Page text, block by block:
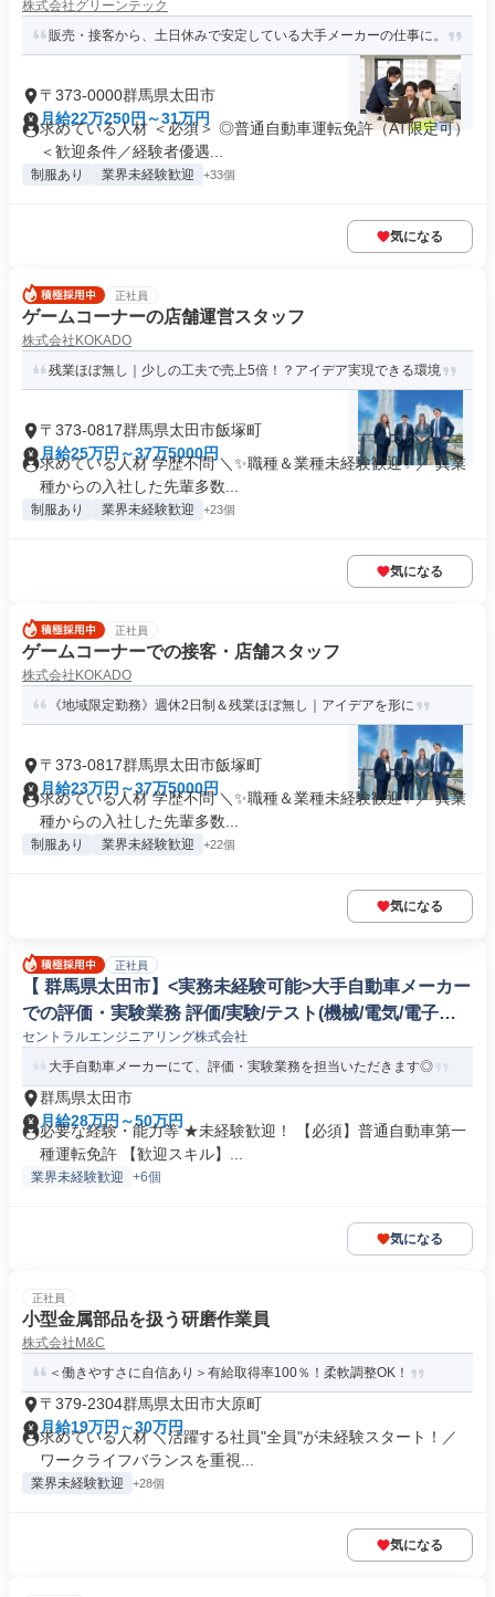
株式会社グリーンテック
販売・接客から、土日休みで安定している大手メーカーの仕事に。
〒373-0000群馬県太田市
月給22万250円～31万円
求めている人材 ＜必須＞ ◎普通自動車運転免許（AT限定可）
＜歓迎条件／経験者優遇...
制服あり 業界未経験歓迎 +33個
気になる
正社員
ゲームコーナーの店舗運営スタッフ
株式会社KOKADO
残業ほぼ無し｜少しの工夫で売上5倍！？アイデア実現できる環境
〒373-0817群馬県太田市飯塚町
月給25万円～37万5000円
求めている人材 学歴不問 ＼✨職種＆業種未経験歓迎✨／ 異業
種からの入社した先輩多数...
制服あり 業界未経験歓迎 +23個
気になる
正社員
ゲームコーナーでの接客・店舗スタッフ
株式会社KOKADO
《地域限定勤務》週休2日制＆残業ほぼ無し｜アイデアを形に
〒373-0817群馬県太田市飯塚町
月給23万円～37万5000円
求めている人材 学歴不問 ＼✨職種＆業種未経験歓迎✨／ 異業
種からの入社した先輩多数...
制服あり 業界未経験歓迎 +22個
気になる
正社員
【 群馬県太田市】<実務未経験可能>大手自動車メーカー
での評価・実験業務 評価/実験/テスト(機械/電気/電子製
品専門職)
セントラルエンジニアリング株式会社
大手自動車メーカーにて、評価・実験業務を担当いただきます◎
群馬県太田市
月給28万円～50万円
必要な経験・能力等 ★未経験歓迎！ 【必須】普通自動車第一
種運転免許 【歓迎スキル】...
業界未経験歓迎 +6個
気になる
正社員
小型金属部品を扱う研磨作業員
株式会社M&C
＜働きやすさに自信あり＞有給取得率100％！柔軟調整OK！
〒379-2304群馬県太田市大原町
月給19万円～30万円
求めている人材 ＼活躍する社員"全員"が未経験スタート！／
ワークライフバランスを重視...
業界未経験歓迎 +28個
気になる